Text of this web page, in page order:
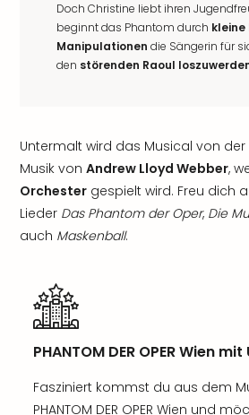
Doch Christine liebt ihren
beginnt das Phantom durch
Manipulationen die Sängerin für
den störenden Raoul
Untermalt wird das Musical von
Musik von Andrew Lloyd Webber,
Orchester gespielt wird. Freu dich
Lieder Das Phantom der Oper, Die
auch Maskenball.
PHANTOM DER OPER Wien
Fasziniert kommst du aus dem
PHANTOM DER OPER Wien und